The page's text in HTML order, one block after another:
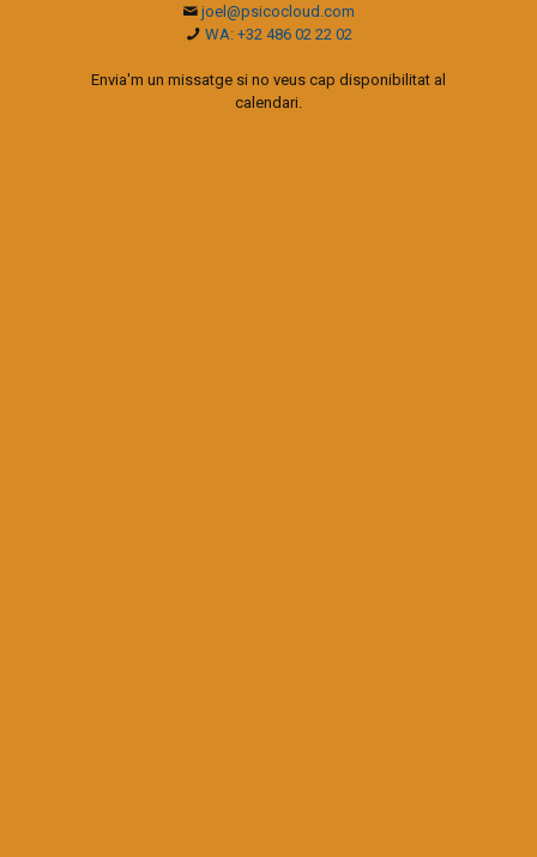
joel@psicocloud.com
WA: +32 486 02 22 02
Envia'm un missatge si no veus cap disponibilitat al
calendari.